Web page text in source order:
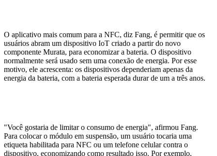
O aplicativo mais comum para a NFC, diz Fang, é permitir que os
usuários abram um dispositivo IoT criado a partir do novo
componente Murata, para economizar a bateria. O dispositivo
normalmente será usado sem uma conexão de energia. Por esse
motivo, ele acrescenta: os dispositivos dependeriam apenas da
energia da bateria, com a bateria esperada durar de um a três anos.
"Você gostaria de limitar o consumo de energia", afirmou Fang.
Para colocar o módulo em suspensão, um usuário tocaria uma
etiqueta habilitada para NFC ou um telefone celular contra o
dispositivo, economizando como resultado isso. Por exemplo,